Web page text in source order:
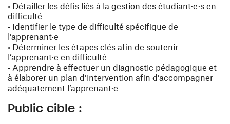
• Détailler les défis liés à la gestion des étudiant·e·s en
difficulté
• Identifier le type de difficulté spécifique de
l’apprenant·e
• Déterminer les étapes clés afin de soutenir
l’apprenant·e en difficulté
• Apprendre à effectuer un diagnostic pédagogique et
à élaborer un plan d’intervention afin d’accompagner
adéquatement l’apprenant·e
Public cible :